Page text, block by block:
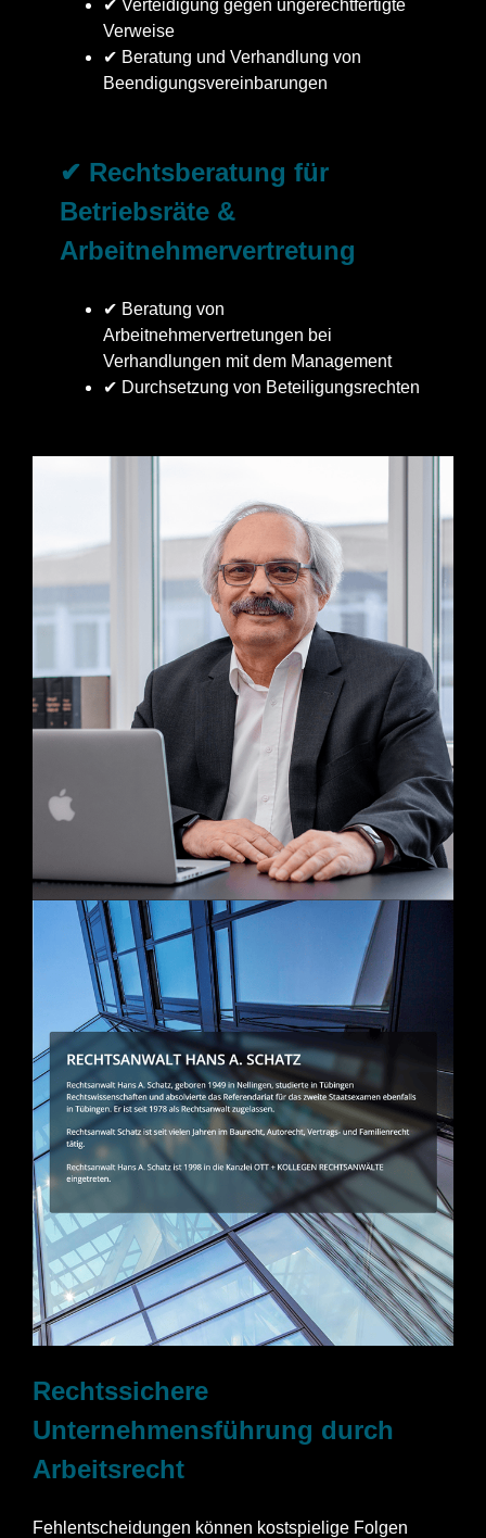
✔ Verteidigung gegen ungerechtfertigte
Verweise
✔ Beratung und Verhandlung von
Beendigungsvereinbarungen
✔ Rechtsberatung für
Betriebsräte &
Arbeitnehmervertretung
✔ Beratung von
Arbeitnehmervertretungen bei
Verhandlungen mit dem Management
✔ Durchsetzung von Beteiligungsrechten
Rechtssichere
Unternehmensführung durch
Arbeitsrecht
Fehlentscheidungen können kostspielige Folgen